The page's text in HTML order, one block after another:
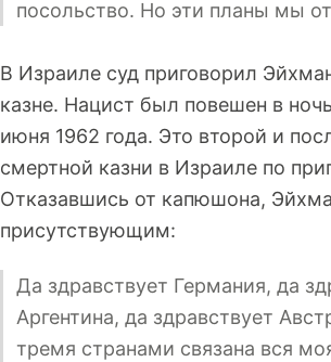
посольство. Но эти планы мы
В Израиле суд приговорил
казне. Нацист был повешен в
июня 1962 года. Это второй и
смертной казни в Израиле по
Отказавшись от капюшона,
присутствующим:
Да здравствует Германия, да
Аргентина, да здравствует
тремя странами связана вся